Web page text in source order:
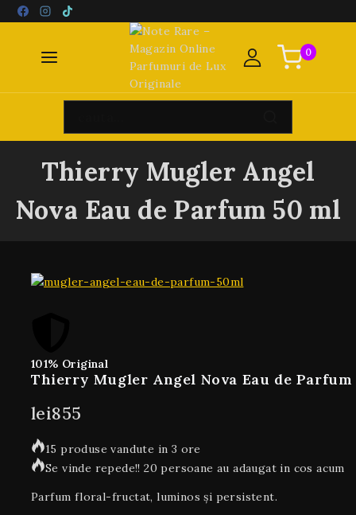
0
Thierry Mugler Angel
Nova Eau de Parfum 50 ml
101% Original
Thierry Mugler Angel Nova Eau de Parfum
lei855
15 produse vandute in 3 ore
Se vinde repede!! 20 persoane au adaugat in cos acum
Parfum floral-fructat, luminos și persistent.